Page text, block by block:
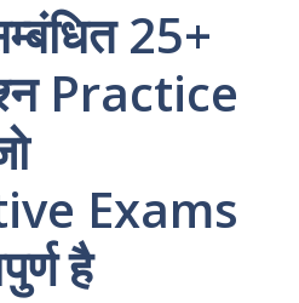
25+
Practice
Exams
है